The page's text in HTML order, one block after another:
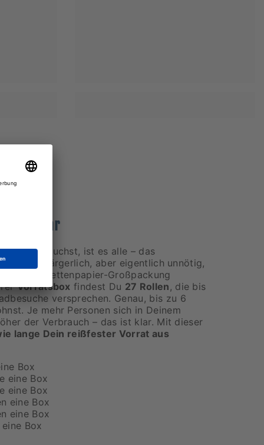
mehr
brauchst, ist es alle – das
sind ärgerlich, aber eigentlich unnötig,
Toilettenpapier-Großpackung
Vorratsbox findest Du 27 Rollen, die bis
versprechen. Genau, bis zu 6
Je mehr Personen sich in Deinem
der Verbrauch – das ist klar. Mit dieser
lange Dein reißfester Vorrat aus
Box
eine Box
eine Box
eine Box
eine Box
Box